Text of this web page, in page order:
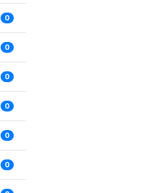
0
0
0
0
0
0